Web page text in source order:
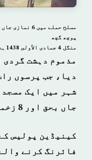
پوچھ گچھ
منگل­ 4 جمادى الأولى 1438 ہجری­ 31 جنوری 2017 ء شمارہ: (13944)
مذموم دہشت گردی
جاں بحق اور 8 زخمی ہوگئے۔
کینیڈین پولیس
فائرنگ کرنے